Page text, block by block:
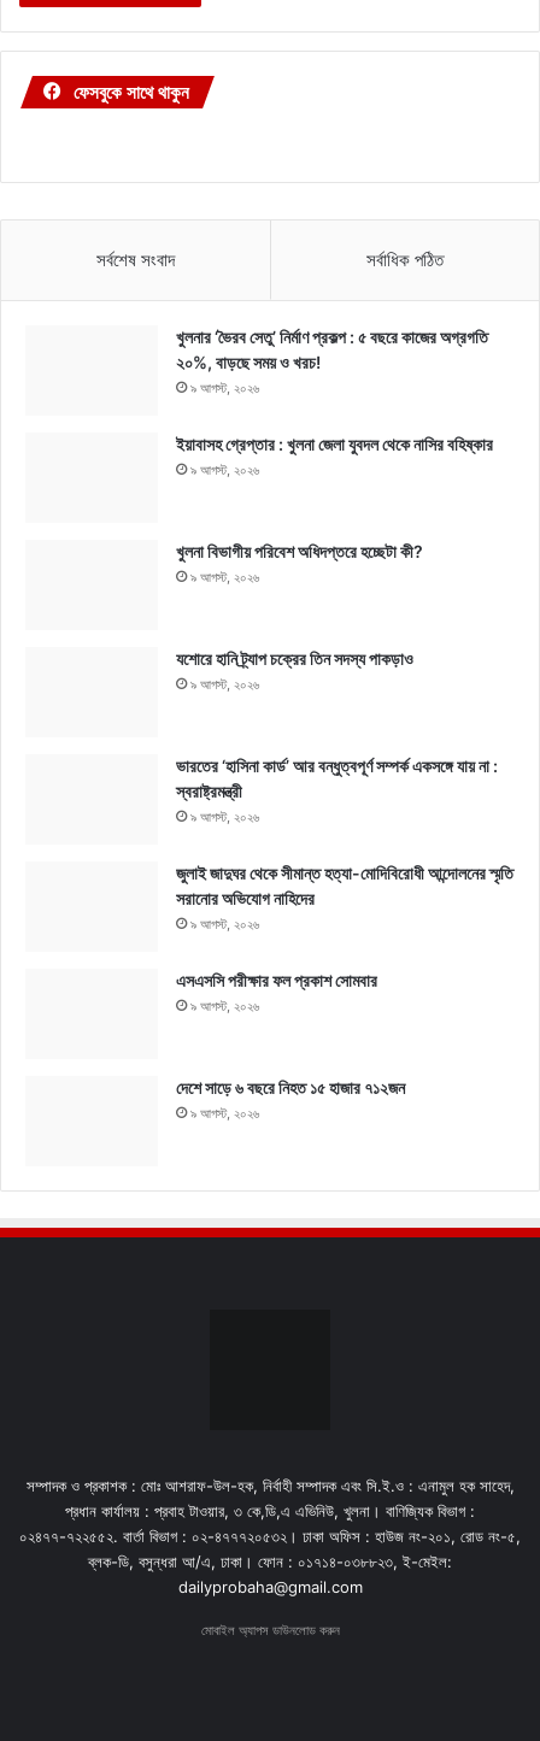
ফেসবুকে সাথে থাকুন
সর্বশেষ সংবাদ সর্বাধিক পঠিত
খুলনার ‘ভৈরব সেতু’ নির্মাণ প্রকল্প : ৫ বছরে কাজের অগ্রগতি
২০%, বাড়ছে সময় ও খরচ!
৯ আগস্ট, ২০২৬
ইয়াবাসহ গ্রেপ্তার : খুলনা জেলা যুবদল থেকে নাসির বহিষ্কার
৯ আগস্ট, ২০২৬
খুলনা বিভাগীয় পরিবেশ অধিদপ্তরে হচ্ছেটা কী?
৯ আগস্ট, ২০২৬
যশোরে হানি ট্র্যাপ চক্রের তিন সদস্য পাকড়াও
৯ আগস্ট, ২০২৬
ভারতের ‘হাসিনা কার্ড’ আর বন্ধুত্বপূর্ণ সম্পর্ক একসঙ্গে যায় না :
স্বরাষ্ট্রমন্ত্রী
৯ আগস্ট, ২০২৬
জুলাই জাদুঘর থেকে সীমান্ত হত্যা-মোদিবিরোধী আন্দোলনের স্মৃতি
সরানোর অভিযোগ নাহিদের
৯ আগস্ট, ২০২৬
এসএসসি পরীক্ষার ফল প্রকাশ সোমবার
৯ আগস্ট, ২০২৬
দেশে সাড়ে ৬ বছরে নিহত ১৫ হাজার ৭১২জন
৯ আগস্ট, ২০২৬
সম্পাদক ও প্রকাশক : মোঃ আশরাফ-উল-হক, নির্বাহী সম্পাদক এবং সি.ই.ও : এনামুল হক সাহেদ,
প্রধান কার্যালয় : প্রবাহ টাওয়ার, ৩ কে,ডি,এ এভিনিউ, খুলনা। বাণিজ্যিক বিভাগ :
০২৪৭৭-৭২২৫৫২. বার্তা বিভাগ : ০২-৪৭৭৭২০৫৩২। ঢাকা অফিস : হাউজ নং-২০১, রোড নং-৫,
ব্লক-ডি, বসুন্ধরা আ/এ, ঢাকা। ফোন : ০১৭১৪-০৩৮৮২৩, ই-মেইল:
dailyprobaha@gmail.com
মোবাইল অ্যাপস ডাউনলোড করুন